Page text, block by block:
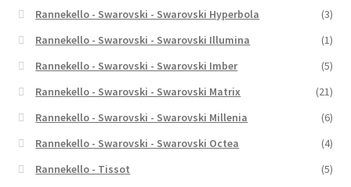
Rannekello - Swarovski - Swarovski Hyperbola
(3)
Rannekello - Swarovski - Swarovski Illumina
(1)
Rannekello - Swarovski - Swarovski Imber
(5)
Rannekello - Swarovski - Swarovski Matrix
(21)
Rannekello - Swarovski - Swarovski Millenia
(6)
Rannekello - Swarovski - Swarovski Octea
(4)
Rannekello - Tissot
(5)